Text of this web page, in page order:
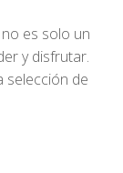
es solo un
y disfrutar.
selección de